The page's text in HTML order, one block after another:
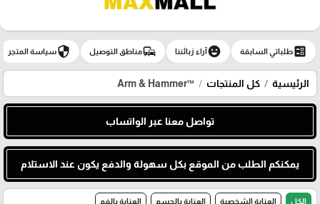
ballotطلباتي السابقة emoji_emotionsآراء زبائننا commuteمناطق التوصيل securityسياسة المتجر
الرئيسية كل المنتجات ™Arm & Hammer
تواصل معنا عبر الواتساب
يمكنكم الطلب من الموقع بكل سهولة والدفع يكون عند الاستلام
الكل العناية الشخصية العناية بالجسم العناية بالفم